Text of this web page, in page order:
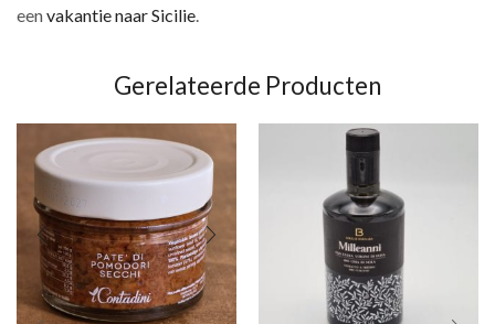
eenvakantie naar Sicilie.
Gerelateerde Producten